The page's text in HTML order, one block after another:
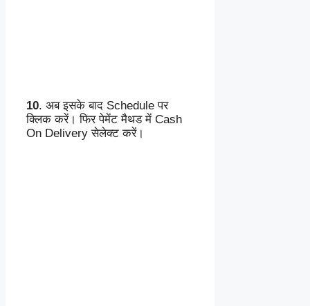
10. अब इसके बाद Schedule पर
क्लिक करें। फिर पेमेंट मैथड में Cash
On Delivery सेलेक्ट करें।